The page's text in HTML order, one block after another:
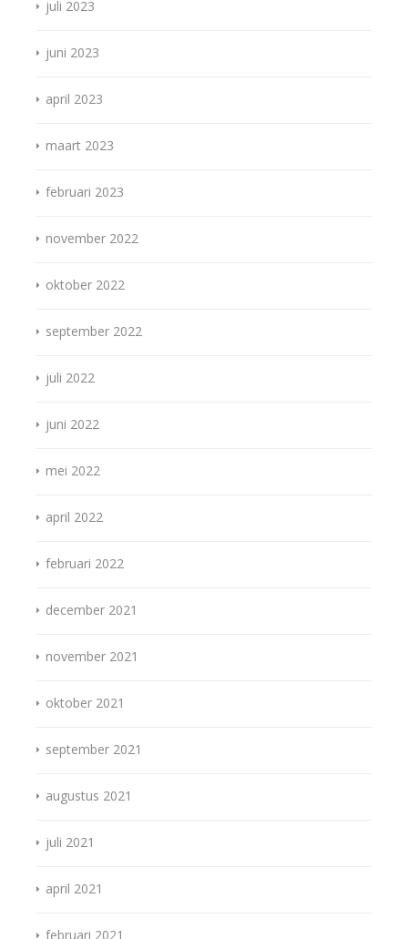
juli 2023
juni 2023
april 2023
maart 2023
februari 2023
november 2022
oktober 2022
september 2022
juli 2022
juni 2022
mei 2022
april 2022
februari 2022
december 2021
november 2021
oktober 2021
september 2021
augustus 2021
juli 2021
april 2021
februari 2021